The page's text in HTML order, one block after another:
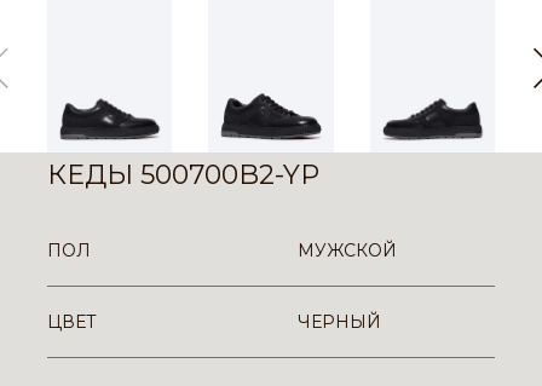
КЕДЫ 500700B2-YP
ПОЛ МУЖСКОЙ
ЦВЕТ ЧЕРНЫЙ